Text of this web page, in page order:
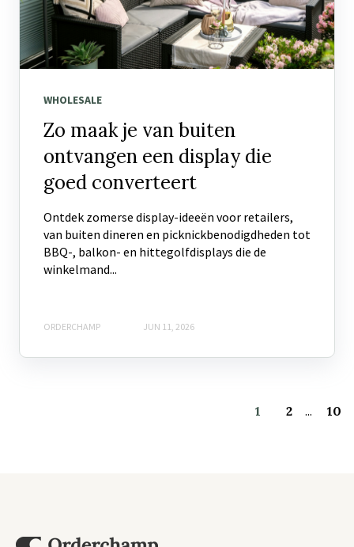
WHOLESALE
Zo maak je van buiten
ontvangen een display die
goed converteert
Ontdek zomerse display-ideeën voor retailers,
van buiten dineren en picknickbenodigdheden tot
BBQ-, balkon- en hittegolfdisplays die de
winkelmand...
ORDERCHAMP JUN 11, 2026
1 2 ... 10